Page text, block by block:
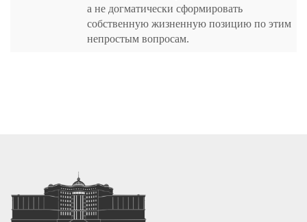
а не догматически сформировать
собственную жизненную позицию по этим
непростым вопросам.